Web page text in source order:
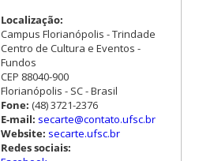
Localização:
Campus Florianópolis - Trindade
Centro de Cultura e Eventos -
Fundos
CEP 88040-900
Florianópolis - SC - Brasil
Fone: (48) 3721-2376
E-mail: secarte@contato.ufsc.br
Website: secarte.ufsc.br
Redes sociais: